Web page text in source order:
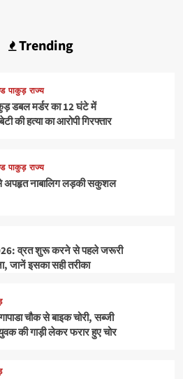
Trending
पाकुड़ राज्य
डबल मर्डर का 12 घंटे में
की हत्या का आरोपी गिरफ्तार
पाकुड़ राज्य
अपहृत नाबालिग लड़की सकुशल
व्रत शुरू करने से पहले जरूरी
जानें इसका सही तरीका
चौक से बाइक चोरी, सब्जी
की गाड़ी लेकर फरार हुए चोर